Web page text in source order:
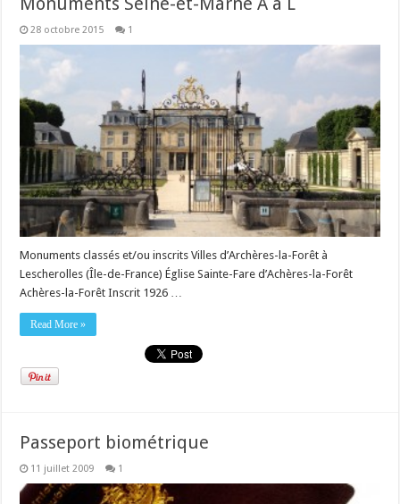
28 octobre 2015 1
Monuments classés et/ou inscrits Villes d’Archères-la-Forêt à
Lescherolles (Île-de-France) Église Sainte-Fare d’Achères-la-Forêt
Achères-la-Forêt Inscrit 1926 …
Read More »
Passeport biométrique
11 juillet 2009 1